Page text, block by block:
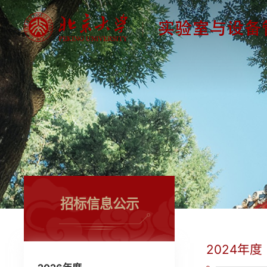
招标信息公示
2024年度